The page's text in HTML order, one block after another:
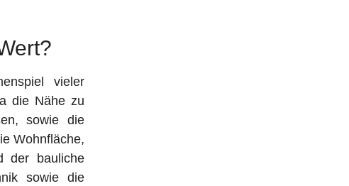
vieler
die Nähe zu
sowie die
Wohnfläche,
der bauliche
sowie die